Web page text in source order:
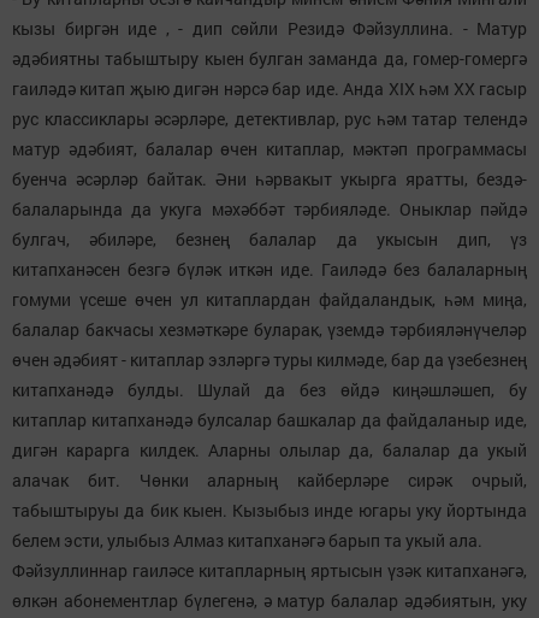
кызы биргән иде , - дип сөйли Резидә Фәйзуллина. - Матур
әдәбиятны табыштыру кыен булган заманда да, гомер-гомергә
гаиләдә китап җыю дигән нәрсә бар иде. Анда XIX һәм ХХ гасыр
рус классиклары әсәрләре, детективлар, рус һәм татар телендә
матур әдәбият, балалар өчен китаплар, мәктәп программасы
буенча әсәрләр байтак. Әни һәрвакыт укырга яратты, бездә-
балаларында да укуга мәхәббәт тәрбияләде. Оныклар пәйдә
булгач, әбиләре, безнең балалар да укысын дип, үз
китапханәсен безгә бүләк иткән иде. Гаиләдә без балаларның
гомуми үсеше өчен ул китаплардан файдаландык, һәм миңа,
балалар бакчасы хезмәткәре буларак, үземдә тәрбияләнүчеләр
өчен әдәбият - китаплар эзләргә туры килмәде, бар да үзебезнең
китапханәдә булды. Шулай да без өйдә киңәшләшеп, бу
китаплар китапханәдә булсалар башкалар да файдаланыр иде,
дигән карарга килдек. Аларны олылар да, балалар да укый
алачак бит. Чөнки аларның кайберләре сирәк очрый,
табыштыруы да бик кыен. Кызыбыз инде югары уку йортында
белем эсти, улыбыз Алмаз китапханәгә барып та укый ала.
Фәйзуллиннар гаиләсе китапларның яртысын үзәк китапханәгә,
өлкән абонементлар бүлегенә, ә матур балалар әдәбиятын, уку